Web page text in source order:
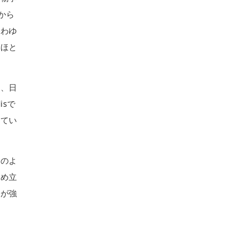
ら
ゆ
と
日
で
い
よ
立
強